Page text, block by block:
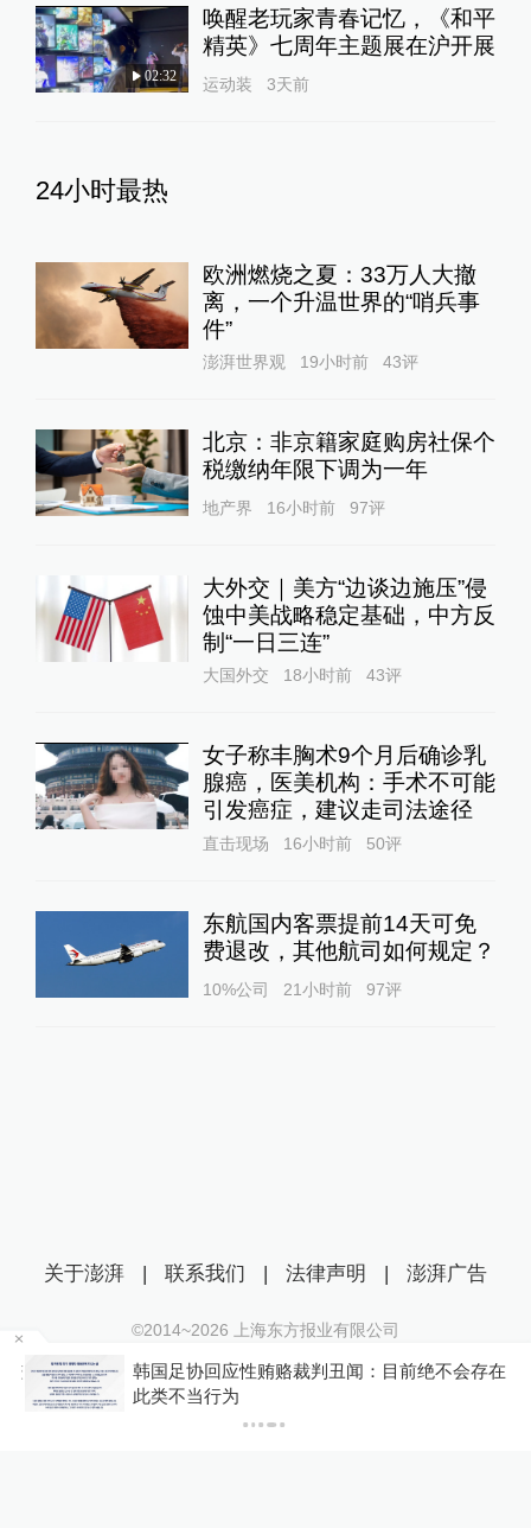
02:32
唤醒老玩家青春记忆，《和平
精英》七周年主题展在沪开展
运动装 3天前
24小时最热
欧洲燃烧之夏：33万人大撤
离，一个升温世界的“哨兵事
件”
澎湃世界观 19小时前 43评
北京：非京籍家庭购房社保个
税缴纳年限下调为一年
地产界 16小时前 97评
大外交｜美方“边谈边施压”侵
蚀中美战略稳定基础，中方反
制“一日三连”
大国外交 18小时前 43评
女子称丰胸术9个月后确诊乳
腺癌，医美机构：手术不可能
引发癌症，建议走司法途径
直击现场 16小时前 50评
东航国内客票提前14天可免
费退改，其他航司如何规定？
10%公司 21小时前 97评
韩国足协回应性贿赂裁判丑闻：目前绝不会存在
此类不当行为
关于澎湃 | 联系我们 | 法律声明 | 澎湃广告
©2014~2026 上海东方报业有限公司
沪ICP证：沪B2-20170116 | 沪ICP备14003370号
互联网新闻信息服务许可证：31120170006
沪公网安备 31010602000299号